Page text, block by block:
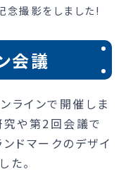
念撮影をしました!
会議
ラインで開催しま
究や第2回会議で
ドマークのデザイ
た。